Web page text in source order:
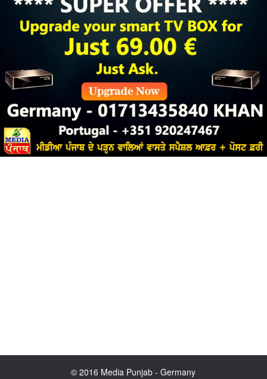
© 2016 Media Punjab - Germany